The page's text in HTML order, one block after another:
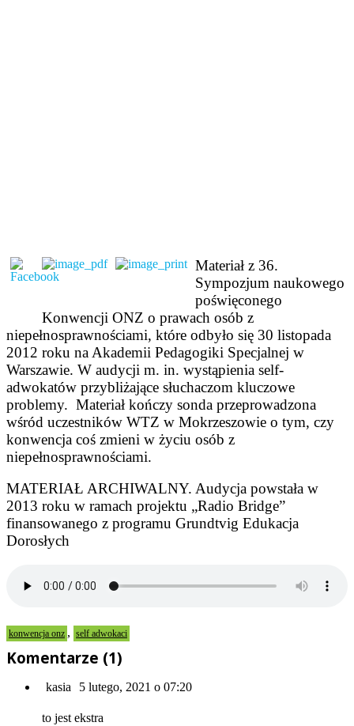
Materiał z 36.
Sympozjum naukowego
poświęconego
Konwencji ONZ o prawach osób z
niepełnosprawnościami, które odbyło się 30 listopada
2012 roku na Akademii Pedagogiki Specjalnej w
Warszawie. W audycji m. in. wystąpienia self-
adwokatów przybliżające słuchaczom kluczowe
problemy. Materiał kończy sonda przeprowadzona
wśród uczestników WTZ w Mokrzeszowie o tym, czy
konwencja coś zmieni w życiu osób z
niepełnosprawnościami.
MATERIAŁ ARCHIWALNY. Audycja powstała w
2013 roku w ramach projektu „Radio Bridge”
finansowanego z programu Grundtvig Edukacja
Dorosłych
konwencja onz , self adwokaci
Komentarze (1)
kasia 5 lutego, 2021 o 07:20
to jest ekstra